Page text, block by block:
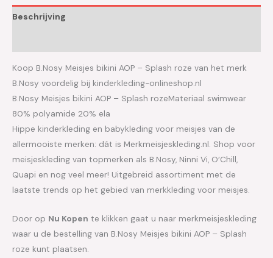
Beschrijving
Koop B.Nosy Meisjes bikini AOP – Splash roze van het merk
B.Nosy voordelig bij kinderkleding-onlineshop.nl
B.Nosy Meisjes bikini AOP – Splash rozeMateriaal swimwear
80% polyamide 20% ela
Hippe kinderkleding en babykleding voor meisjes van de
allermooiste merken: dát is Merkmeisjeskleding.nl. Shop voor
meisjeskleding van topmerken als B.Nosy, Ninni Vi, O’Chill,
Quapi en nog veel meer! Uitgebreid assortiment met de
laatste trends op het gebied van merkkleding voor meisjes.
Door op Nu Kopen te klikken gaat u naar merkmeisjeskleding
waar u de bestelling van B.Nosy Meisjes bikini AOP – Splash
roze kunt plaatsen.